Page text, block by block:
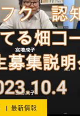
最新情報